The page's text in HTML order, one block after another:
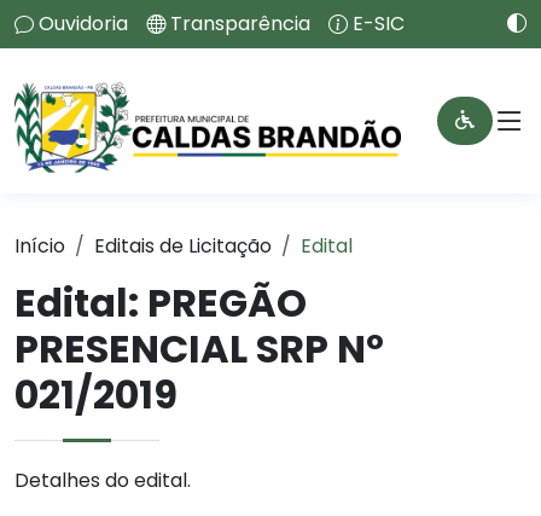
Ouvidoria Transparência E-SIC
Início Editais de Licitação Edital
Edital: PREGÃO
PRESENCIAL SRP Nº
021/2019
Detalhes do edital.